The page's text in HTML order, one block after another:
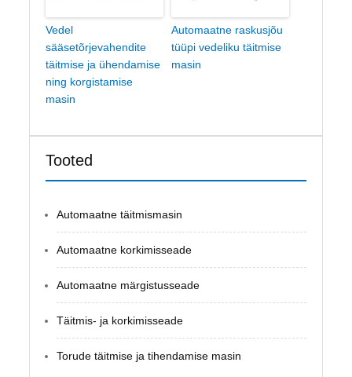
Vedel
sääsetõrjevahendite
täitmise ja ühendamise
ning korgistamise
masin
Automaatne raskusjõu
tüüpi vedeliku täitmise
masin
Tooted
Automaatne täitmismasin
Automaatne korkimisseade
Automaatne märgistusseade
Täitmis- ja korkimisseade
Torude täitmise ja tihendamise masin